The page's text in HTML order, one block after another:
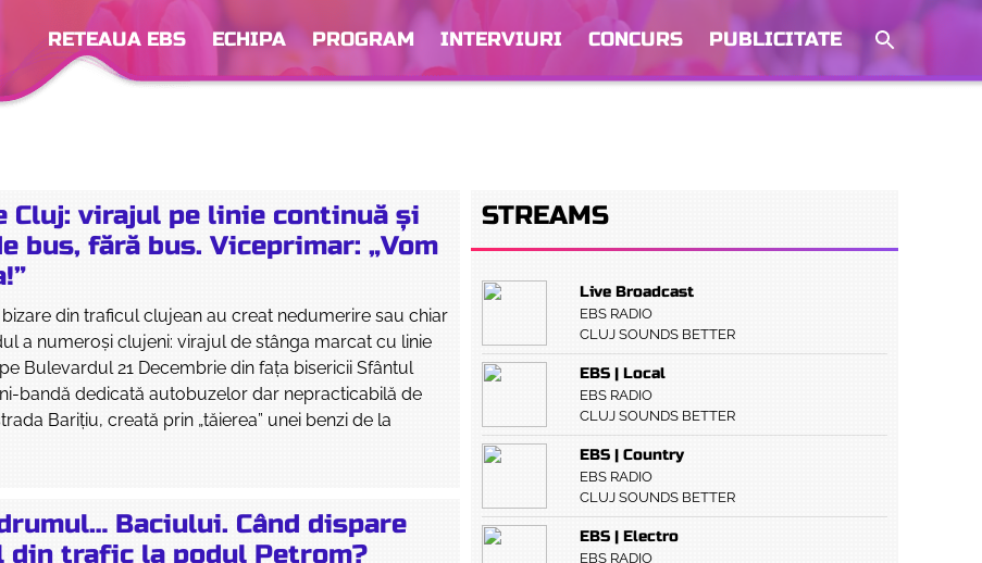
RETEAUA EBS ECHIPA PROGRAM INTERVIURI CONCURS PUBLICITATE
Cluj: virajul pe linie continuă și
bus, fără bus. Viceprimar: „Vom
din traficul clujean au creat nedumerire sau chiar
a numeroși clujeni: virajul de stânga marcat cu linie
Bulevardul 21 Decembrie din fața bisericii Sfântul
bandă dedicată autobuzelor dar nepracticabilă de
Barițiu, creată prin „tăierea” unei benzi de la
Baciului. Când dispare
din trafic la podul Petrom?
STREAMS
Live Broadcast
EBS RADIO
CLUJ SOUNDS BETTER
EBS | Local
EBS RADIO
CLUJ SOUNDS BETTER
EBS | Country
EBS RADIO
CLUJ SOUNDS BETTER
EBS | Electro
EBS RADIO